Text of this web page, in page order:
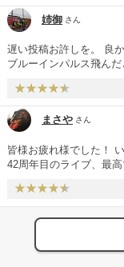
うこと、ですね。 そうするとサザンの屋号なんでしょうね。今年は
ソロワークと考えてい
こ数年でも実感しまし
し、2018/19でいろんな
はいくらでもあるでし
と、古い曲を多く入れ
考になるのかな、と。 確かに選曲は無難でした。2000年以降の楽曲
は4曲で、あとはシニア
無難ながら、非常に作
したね。演奏方法やアレ
に。 しかし桑田さん、無観客でやりづらいはずなのに、ちゃんと
LIVEでしたよね。例え
げるかと考えたとき、
LIVEでしたよね、横浜
なのに、やはりプロで
姉御 さん
遅い投稿お許しを。 良
ブルーインパルス飛ん
か…老眼の私はきつい
にしてくれてもうもう感謝感謝。 フリフリ、タ
あり
まさや さん
皆様お疲れ様でした！
42周年目のライブ、最
ント下さる方、本当に
きる相手がいないのでここについ…汗）
もありましたが、うち
ながら楽しめましたか
たか？（笑）（トイレ行き